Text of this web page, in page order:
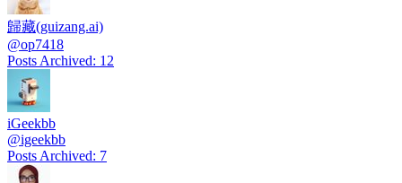
歸藏(guizang.ai)
@op7418
Posts Archived: 12
iGeekbb
@igeekbb
Posts Archived: 7